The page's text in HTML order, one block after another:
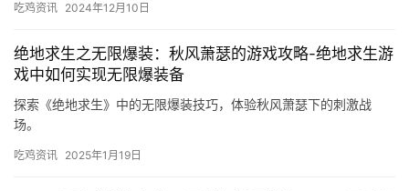
吃鸡资讯 2024年12月10日
绝地求生之无限爆装：秋风萧瑟的游戏攻略-绝地求生游
戏中如何实现无限爆装备
探索《绝地求生》中的无限爆装技巧，体验秋风萧瑟下的刺激战
场。
吃鸡资讯 2025年1月19日